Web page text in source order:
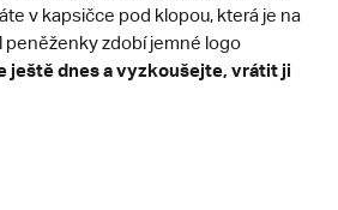
v kapsičce pod klopou, která je na
peněženky zdobí jemné logo
ještě dnes a vyzkoušejte, vrátit ji